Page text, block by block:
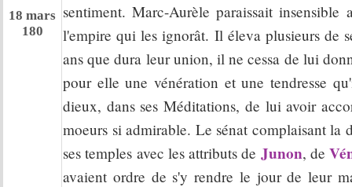
18 mars
180
sentiment. Marc-Aurèle paraissait
l'empire qui les ignorât. Il éleva plusieurs de
ans que dura leur union, il ne cessa de lui
pour elle une vénération et une tendresse
dieux, dans ses Méditations, de lui avoir
moeurs si admirable. Le sénat complaisant la
ses temples avec les attributs de Junon, de
avaient ordre de s'y rendre le jour de leur